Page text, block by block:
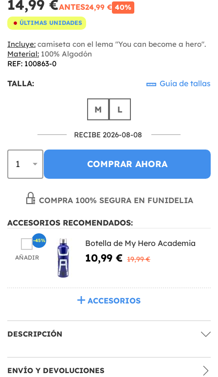
14,99 €ANTES24,99 € 40%
ÚLTIMAS UNIDADES
Incluye: camiseta con el lema "You can become a hero".
Material: 100% Algodón
REF: 100863-0
TALLA: Guía de tallas
M L
RECIBE 2026-08-08
COMPRAR AHORA
COMPRA 100% SEGURA EN FUNIDELIA
ACCESORIOS RECOMENDADOS:
AÑADIR
Botella de My Hero Academia
10,99 € 19,99 €
-45%
ACCESORIOS
DESCRIPCIÓN
ENVÍO Y DEVOLUCIONES